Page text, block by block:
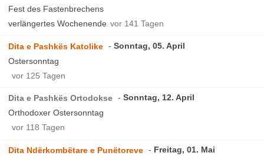
Fest des Fastenbrechens
verlängertes Wochenende vor 141 Tagen
Dita e Pashkës Katolike
Sonntag, 05. April
Ostersonntag
vor 125 Tagen
Dita e Pashkës Ortodokse
Sonntag, 12. April
Orthodoxer Ostersonntag
vor 118 Tagen
Dita Ndërkombëtare e Punëtoreve
Freitag, 01. Mai